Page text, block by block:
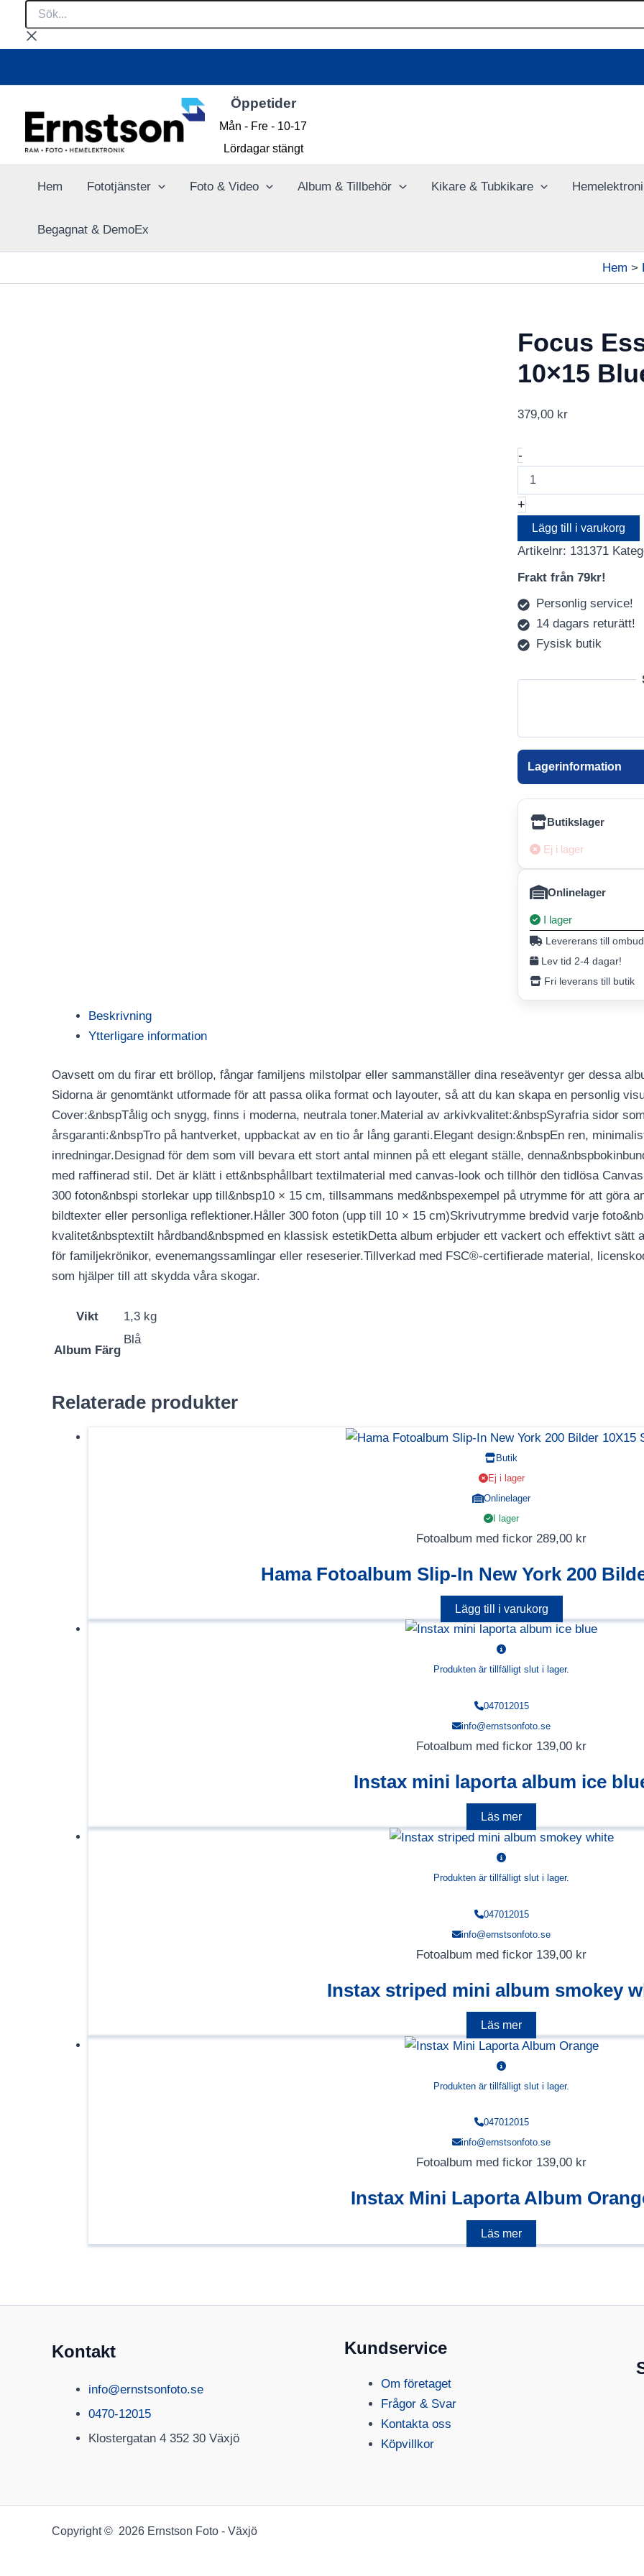
innehåll
Sök...
Öppetider
Mån - Fre - 10-17
Lördagar stängt
Hem Fototjänster Foto & Video Album & Tillbehör Kikare & Tubkikare
Begagnat & DemoEx
Hem
Focus
10×15
379,00 kr
-Focus
Essence
Super
300
10x15
Blue
mängd
+
Lägg till i varukorg
Artikelnr: 131371
Frakt från 79kr!
Personlig service!
14 dagars returätt!
Fysisk butik
Lagerinformation
Butikslager
Ej i lager
Onlinelager
I lager
Levererans till ombud
Lev tid 2-4 dagar!
Fri leverans till butik
Beskrivning
Ytterligare information
Oavsett om du firar ett bröllop, fångar familjens milstolpar eller sammanställer dina reseäventyr ger dessa
Sidorna är genomtänkt utformade för att passa olika format och layouter, så att du kan skapa en personlig
Cover:&nbspTålig och snygg, finns i moderna, neutrala toner.Material av arkivkvalitet:&nbspSyrafria sidor
årsgaranti:&nbspTro på hantverket, uppbackat av en tio år lång garanti.Elegant design:&nbspEn ren,
inredningar.Designad för dem som vill bevara ett stort antal minnen på ett elegant ställe,
med raffinerad stil. Det är klätt i ett&nbsphållbart textilmaterial med canvas-look och tillhör den tidlösa
300 foton&nbspi storlekar upp till&nbsp10 × 15 cm, tillsammans med&nbspexempel på utrymme för att göra
bildtexter eller personliga reflektioner.Håller 300 foton (upp till 10 × 15 cm)Skrivutrymme bredvid varje
kvalitet&nbsptextilt hårdband&nbspmed en klassisk estetikDetta album erbjuder ett vackert och effektivt
för familjekrönikor, evenemangssamlingar eller reseserier.Tillverkad med FSC®-certifierade material,
som hjälper till att skydda våra skogar.
Vikt 1,3 kg
Album Färg
Blå
Relaterade produkter
Butik
Ej i lager
Onlinelager
I lager
Fotoalbum med fickor 289,00 kr
Hama Fotoalbum Slip-In New York 200
Lägg till i varukorg
Produkten är tillfälligt slut i lager.
047012015
info@ernstsonfoto.se
Fotoalbum med fickor 139,00 kr
Instax mini laporta album ice
Läs mer
Produkten är tillfälligt slut i lager.
047012015
info@ernstsonfoto.se
Fotoalbum med fickor 139,00 kr
Instax striped mini album smokey
Läs mer
Produkten är tillfälligt slut i lager.
047012015
info@ernstsonfoto.se
Fotoalbum med fickor 139,00 kr
Instax Mini Laporta Album
Läs mer
Kontakt
info@ernstsonfoto.se
0470-12015
Klostergatan 4 352 30 Växjö
Kundservice
Om företaget
Frågor & Svar
Kontakta oss
Köpvillkor
Copyright © 2026 Ernstson Foto - Växjö